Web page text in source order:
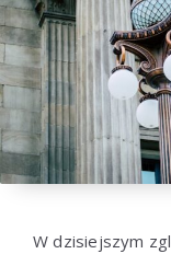
W dzisiejszym